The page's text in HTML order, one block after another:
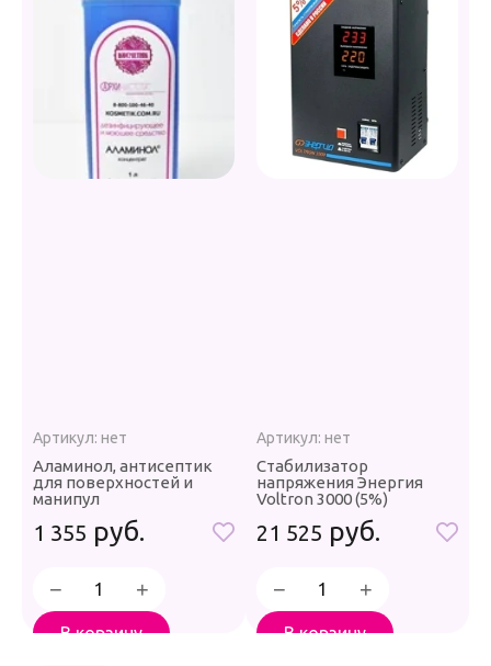
Артикул: нет
Аламинол, антисептик
для поверхностей и
манипул
1 355 руб.
− +
В корзину
Артикул: нет
Стабилизатор
напряжения Энергия
Voltron 3000 (5%)
21 525 руб.
− +
В корзину